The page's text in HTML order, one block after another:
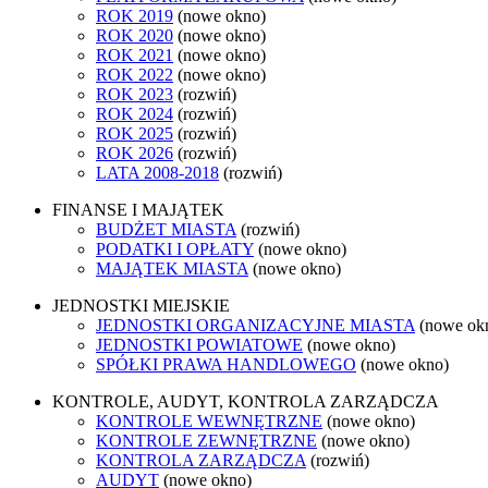
ROK 2019 (nowe okno)
ROK 2020 (nowe okno)
ROK 2021 (nowe okno)
ROK 2022 (nowe okno)
ROK 2023 (rozwiń)
ROK 2024 (rozwiń)
ROK 2025 (rozwiń)
ROK 2026 (rozwiń)
LATA 2008-2018 (rozwiń)
FINANSE I MAJĄTEK
BUDŻET MIASTA (rozwiń)
PODATKI I OPŁATY (nowe okno)
MAJĄTEK MIASTA (nowe okno)
JEDNOSTKI MIEJSKIE
JEDNOSTKI ORGANIZACYJNE MIASTA (nowe
JEDNOSTKI POWIATOWE (nowe okno)
SPÓŁKI PRAWA HANDLOWEGO (nowe okno)
KONTROLE, AUDYT, KONTROLA ZARZĄDCZA
KONTROLE WEWNĘTRZNE (nowe okno)
KONTROLE ZEWNĘTRZNE (nowe okno)
KONTROLA ZARZĄDCZA (rozwiń)
AUDYT (nowe okno)